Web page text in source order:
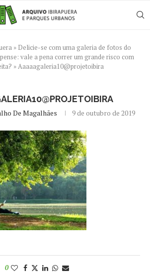
» Delicie-se com uma galeria de fotos do
vale a pena correr um grande risco com
»Aaaaagaleria10@projetoibira
De Magalhães 9 de outubro de 2019
0